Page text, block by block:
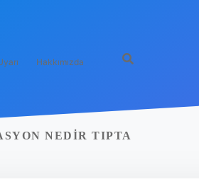
Hakkımızda
NEDIR TIPTA